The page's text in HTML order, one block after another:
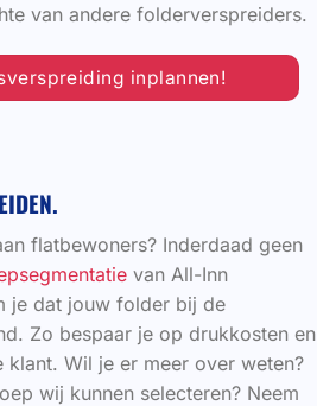
van andere folderverspreiders.
inplannen!
flatbewoners? Inderdaad geen
van All-Inn
je dat jouw folder bij de
Zo bespaar je op drukkosten en
Wil je er meer over weten?
wij kunnen selecteren? Neem